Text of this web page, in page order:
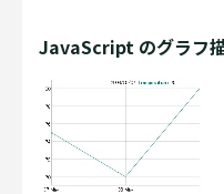
JavaScript のグラフ